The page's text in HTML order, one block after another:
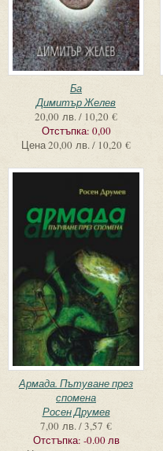
Ба
Димитър Желев
20,00 лв. / 10,20 €
Отстъпка: 0,00
Цена20,00 лв. / 10,20 €
Армада. Пътуване през
спомена
Росен Друмев
7,00 лв. / 3,57 €
Отстъпка: -0.00 лв